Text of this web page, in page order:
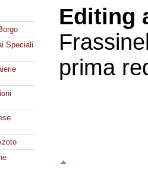
Speciali
Editing
prima